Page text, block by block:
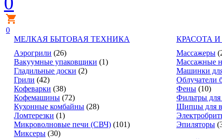
0
МЕЛКАЯ БЫТОВАЯ ТЕХНИКА
Аэрогрили (26)
Вакуумные упаковщики (1)
Гладильные доски (2)
Грили (42)
Кофеварки (38)
Кофемашины (72)
Кухонные комбайны (28)
Ломтерезки (1)
Микроволновые печи (СВЧ) (101)
Миксеры (30)
КРАСОТА И
Массажеры
Массажные
Машинки
Облучатели
Фены (10)
Фильтры
Щипцы для
Эпиляторы